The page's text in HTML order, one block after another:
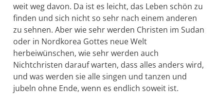
weit weg da­von. Da ist es leicht, das Leben schön zu
finden und sich nicht so sehr nach einem anderen
zu sehnen. Aber wie sehr werden Christen im Sudan
oder in Nordkorea Gottes neue Welt
herbeiwünschen, wie sehr werden auch
Nichtchristen darauf warten, dass alles anders wird,
und was werden sie alle singen und tanzen und
jubeln ohne Ende, wenn es endlich soweit ist.